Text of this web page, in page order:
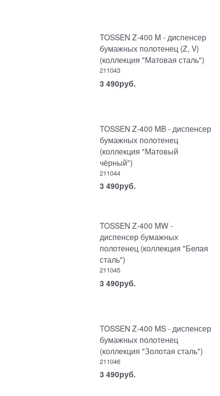
TOSSEN Z-400 M - диспенсер
бумажных полотенец (Z, V)
(коллекция "Матовая сталь")
211043
3 490руб.
TOSSEN Z-400 MB - диспенсер
бумажных полотенец
(коллекция "Матовый
чёрный")
211044
3 490руб.
TOSSEN Z-400 MW -
диспенсер бумажных
полотенец (коллекция "Белая
сталь")
211045
3 490руб.
TOSSEN Z-400 MS - диспенсер
бумажных полотенец
(коллекция "Золотая сталь")
211046
3 490руб.